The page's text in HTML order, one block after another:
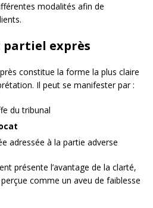
modalités afin de
partiel exprès
constitue la forme la plus claire
Il peut se manifester par :
du tribunal
adressée à la partie adverse
présente l’avantage de la clarté,
comme un aveu de faiblesse